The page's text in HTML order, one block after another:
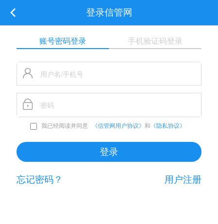
登录信管网
账号密码登录 手机验证码登录
我已经阅读并同意 《信管网用户协议》 和 《隐私协议》
忘记密码？ 用户注册